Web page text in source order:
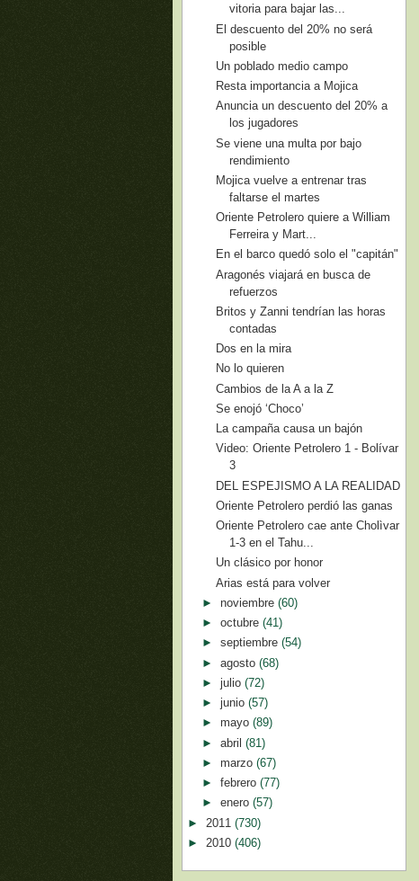
vitoria para bajar las...
El descuento del 20% no será
posible
Un poblado medio campo
Resta importancia a Mojica
Anuncia un descuento del 20% a
los jugadores
Se viene una multa por bajo
rendimiento
Mojica vuelve a entrenar tras
faltarse el martes
Oriente Petrolero quiere a William
Ferreira y Mart...
En el barco quedó solo el "capitán"
Aragonés viajará en busca de
refuerzos
Britos y Zanni tendrían las horas
contadas
Dos en la mira
No lo quieren
Cambios de la A a la Z
Se enojó ‘Choco’
La campaña causa un bajón
Video: Oriente Petrolero 1 - Bolívar
3
DEL ESPEJISMO A LA REALIDAD
Oriente Petrolero perdió las ganas
Oriente Petrolero cae ante Cholìvar
1-3 en el Tahu...
Un clásico por honor
Arias está para volver
► noviembre (60)
► octubre (41)
► septiembre (54)
► agosto (68)
► julio (72)
► junio (57)
► mayo (89)
► abril (81)
► marzo (67)
► febrero (77)
► enero (57)
► 2011 (730)
► 2010 (406)